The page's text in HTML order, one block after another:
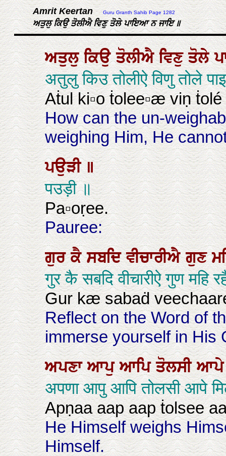
Amrit Keertan Guru Granth Sahib Page 1282
ਅਤੁਲੁ ਕਿਉ ਤੋਲੀਐ ਵਿਣੁ ਤੋਲੇ ਪਾਇਆ ਨ ਜਾਇ ॥
ਅਤੁਲੁਕਿਉਤੋਲੀਐਵਿਣੁਤੋਲੇ
अतुलु किउ तोलीऐ विणु तोले
Aṫul ki▫o ṫolee▫æ viṇ ṫolé
How can the un-
weighing Him, He
ਪਉੜੀ॥
पउड़ी ॥
Pa▫oṛee.
Pauree:
ਗੁਰਕੈਸਬਦਿਵੀਚਾਰੀਐਗੁਣ
गुर कै सबदि वीचारीऐ गुण महि
Gur kæ sabaḋ
Reflect on the Word of
immerse yourself in His
ਅਪਣਾਆਪੁਆਪਿਤੋਲਸੀ
अपणा आपु आपि तोलसी आपे
Apṇaa aap aap ṫolsee
He Himself weighs
Himself.